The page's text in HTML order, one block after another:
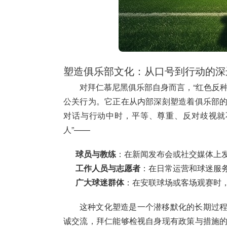
塑造俱乐部文化：从口号到行动的
对拜仁慕尼黑俱乐部自身而言，“红色反
公关行为。它正在从内部深刻塑造着俱乐部
对话与行动中时，平等、尊重、反对歧视
人”——
球员与教练 ：在新闻发布会或社交媒体
工作人员与志愿者 ：在日常运营和球迷
广大球迷群体：在安联球场或客场观赛时
这种文化塑造是一个潜移默化的长期过
诚交流，拜仁能够检视自身现有政策与措施